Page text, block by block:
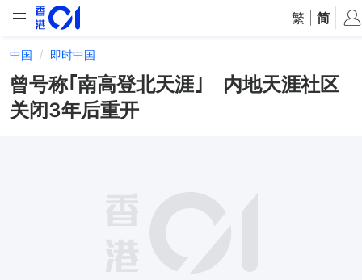
繁 简
中国 即时中国
曾号称｢南高登北天涯｣ 内地天涯社区
关闭3年后重开